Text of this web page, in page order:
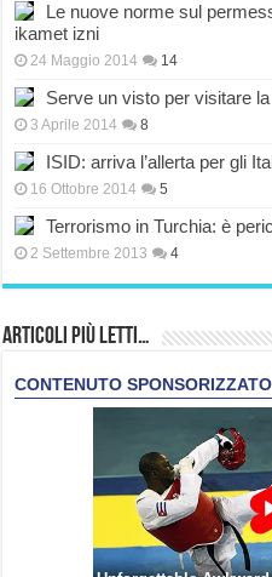
Le nuove norme sul
ikamet izni
24 Maggio 2014 14
Serve un visto per visitare
3 Aprile 2014 8
ISID: arriva l’allerta per gli
16 Ottobre 2014 5
Terrorismo in Turchia: è
2 Settembre 2013 4
Articoli più Letti…